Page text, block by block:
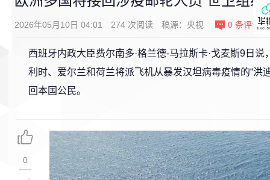
2026年05月10日 04:01 274 次阅读 稿源： 央视 0 条评论
西班牙内政大臣费尔南多·格兰德-马拉斯卡·戈麦斯9日说
利时、爱尔兰和荷兰将派飞机从暴发汉坦病毒疫情的“洪
回本国公民。
0